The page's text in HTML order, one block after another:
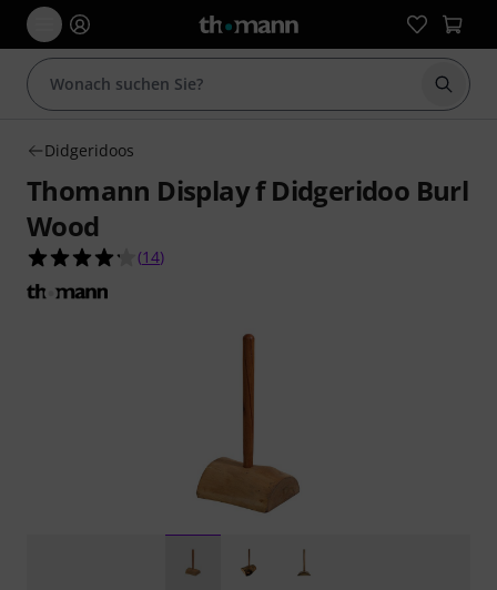
Suche
Didgeridoos
Thomann Display f Didgeridoo Burl
Wood
4.2 von 5 Sternen aus 14 Kundenbewertungen
(14)